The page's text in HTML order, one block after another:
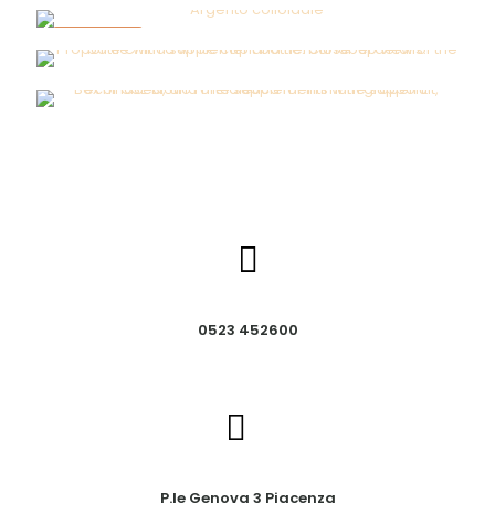
0523 452600
P.le Genova 3 Piacenza